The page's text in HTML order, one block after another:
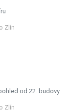
Zlín
od 22. budovy
Zlín